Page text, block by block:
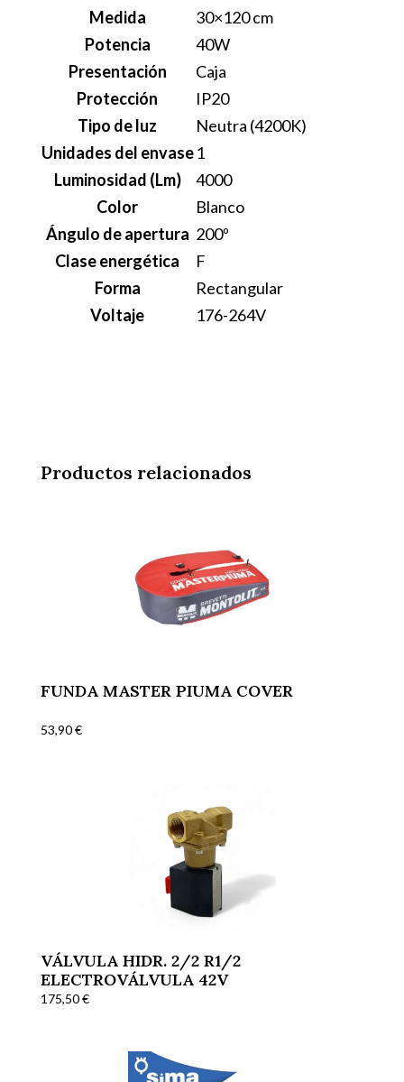
Medida
30×120 cm
Potencia
40W
Presentación
Caja
Protección
IP20
Tipo de luz
Neutra (4200K)
Unidades del envase1
Luminosidad (Lm)
4000
Color
Blanco
Ángulo de apertura 200º
Clase energética
F
Forma
Rectangular
Voltaje
176-264V
Productos relacionados
FUNDA MASTER PIUMA COVER
53,90€
VÁLVULA HIDR. 2/2 R1/2
ELECTROVÁLVULA 42V
175,50€